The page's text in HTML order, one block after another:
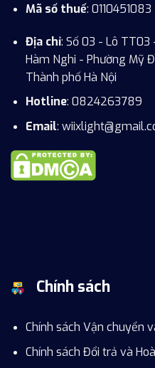
Mã số thuế: 0110451083
Địa chỉ: Số 03 - Lô TT03
Hàm Nghi - Phường Mỹ
Thành phố Hà Nội
Hotline: 0824263789
Email:
Chính sách
Chính sách Vận chuyển
Chính sách Đổi trả và